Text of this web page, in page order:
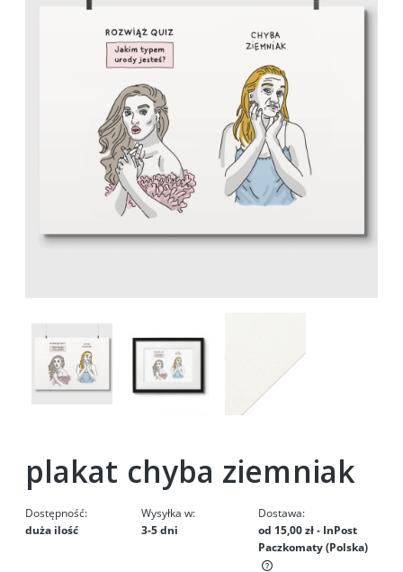
plakat chyba ziemniak
Dostępność:
duża ilość
Wysyłka w:
3-5 dni
Dostawa:
od 15,00 zł- InPost
Paczkomaty(Polska)